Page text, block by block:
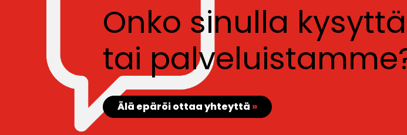
Onko sinulla
tai
Älä epäröi ottaa yhteyttä »